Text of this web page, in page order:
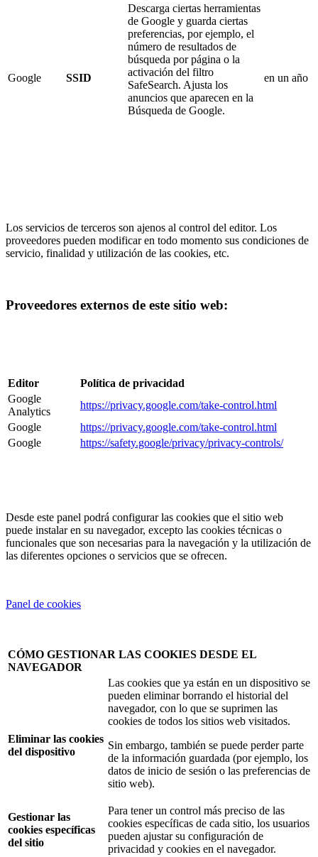
Google SSID
Descarga ciertas herramientas
de Google y guarda ciertas
preferencias, por ejemplo, el
número de resultados de
búsqueda por página o la
activación del filtro
SafeSearch. Ajusta los
anuncios que aparecen en la
Búsqueda de Google.
en un año
Los servicios de terceros son ajenos al control del editor. Los
proveedores pueden modificar en todo momento sus condiciones de
servicio, finalidad y utilización de las cookies, etc.
Proveedores externos de este sitio web:
Editor
Política de privacidad
Google
Analytics
https://privacy.google.com/take-control.html
Google
https://privacy.google.com/take-control.html
Google
https://safety.google/privacy/privacy-controls/
Desde este panel podrá configurar las cookies que el sitio web
puede instalar en su navegador, excepto las cookies técnicas o
funcionales que son necesarias para la navegación y la utilización de
las diferentes opciones o servicios que se ofrecen.
Panel de cookies
CÓMO GESTIONAR LAS COOKIES DESDE EL
NAVEGADOR
Eliminar las cookies
del dispositivo
Las cookies que ya están en un dispositivo se
pueden eliminar borrando el historial del
navegador, con lo que se suprimen las
cookies de todos los sitios web visitados.
Sin embargo, también se puede perder parte
de la información guardada (por ejemplo, los
datos de inicio de sesión o las preferencias de
sitio web).
Gestionar las
cookies específicas
del sitio
Para tener un control más preciso de las
cookies específicas de cada sitio, los usuarios
pueden ajustar su configuración de
privacidad y cookies en el navegador.